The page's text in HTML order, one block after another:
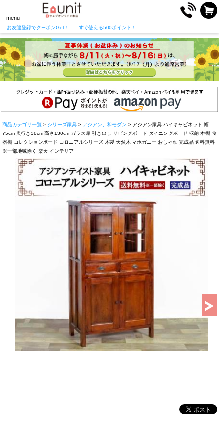
toggle
navigation
menu
お友達登録でクーポンGet！ すぐ使える500ポイント！
商品カテゴリ一覧 > シリーズ家具 > アジアン、和モダン > アジアン家具 ハイキャビネット 幅
75cm 奥行き38cm 高さ130cm ガラス扉 引き出し リビングボード ダイニングボード 収納 本棚 食
器棚 コレクションボード コロニアルシリーズ 木製 天然木 マホガニー おしゃれ 完成品 送料無料
※一部地域除く 楽天 インテリア